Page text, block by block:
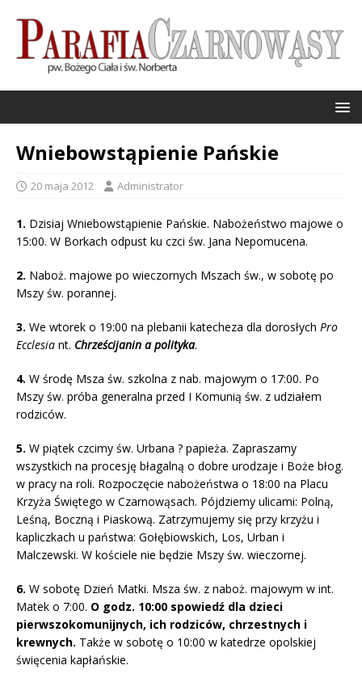
Wniebowstąpienie Pańskie
20 maja 2012 Administrator
1. Dzisiaj Wniebowstąpienie Pańskie. Nabożeństwo majowe o
15:00. W Borkach odpust ku czci św. Jana Nepomucena.
2. Naboż. majowe po wieczornych Mszach św., w sobotę po
Mszy św. porannej.
3. We wtorek o 19:00 na plebanii katecheza dla dorosłych Pro
Ecclesia nt. Chrześcijanin a polityka.
4. W środę Msza św. szkolna z nab. majowym o 17:00. Po
Mszy św. próba generalna przed I Komunią św. z udziałem
rodziców.
5. W piątek czcimy św. Urbana ? papieża. Zapraszamy
wszystkich na procesję błagalną o dobre urodzaje i Boże błog.
w pracy na roli. Rozpoczęcie nabożeństwa o 18:00 na Placu
Krzyża Świętego w Czarnowąsach. Pójdziemy ulicami: Polną,
Leśną, Boczną i Piaskową. Zatrzymujemy się przy krzyżu i
kapliczkach u państwa: Gołębiowskich, Los, Urban i
Malczewski. W kościele nie będzie Mszy św. wieczornej.
6. W sobotę Dzień Matki. Msza św. z naboż. majowym w int.
Matek o 7:00. O godz. 10:00 spowiedź dla dzieci
pierwszokomunijnych, ich rodziców, chrzestnych i
krewnych. Także w sobotę o 10:00 w katedrze opolskiej
święcenia kapłańskie.